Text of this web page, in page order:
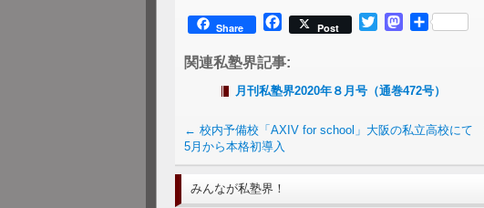
Share Facebook
Post TwitterMastodon
共
関連私塾界記事:
月刊私塾界2020年８月号（通巻472号）
← 校内予備校「AXIV for school」大阪の私立高校にて
5月から本格初導入
みんなが私塾界！